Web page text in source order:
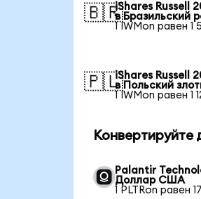
🇧🇷iShares Russell
в Бразильский
1 IWMon равен 1
🇵🇱iShares Russell
в Польский
1 IWMon равен 1
Конвертируйте
Palantir
Доллар США
1 PLTRon равен